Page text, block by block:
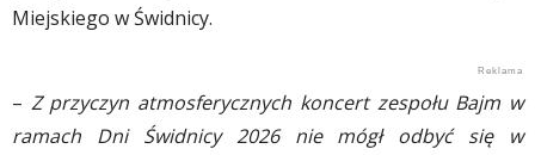
Miejskiego w Świdnicy.
– Z przyczyn atmosferycznych koncert zespołu Bajm w
ramach Dni Świdnicy 2026 nie mógł odbyć się w